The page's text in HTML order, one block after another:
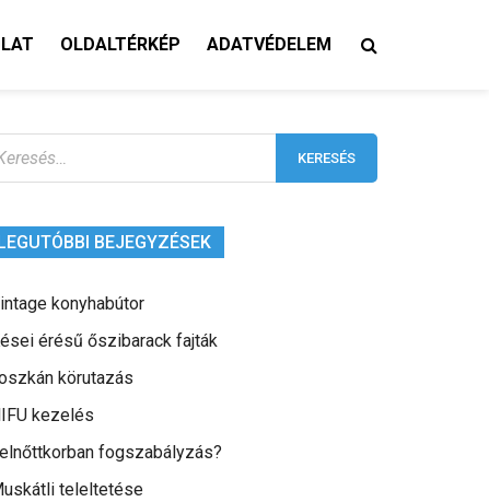
OLDALTÉRKÉP ADATVÉDELEM
LEGUTÓBBI BEJEGYZÉSEK
konyhabútor
érésű őszibarack fajták
körutazás
kezelés
fogszabályzás?
teleltetése